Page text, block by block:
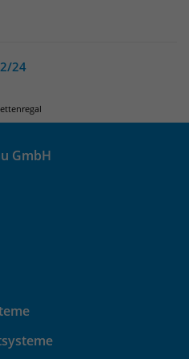
24
GmbH
Besucher zu
Unternehmen
zu speichern